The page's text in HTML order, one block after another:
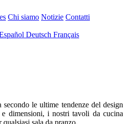
Chi siamo Notizie Contatti
Deutsch Français
le ultime tendenze del design
dimensioni, i nostri tavoli da cucina